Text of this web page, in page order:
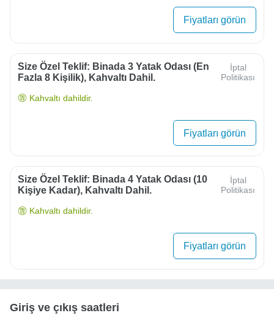
Fiyatları görün
Size Özel Teklif: Binada 3 Yatak Odası (en
Fazla 8 Kişilik), Kahvaltı Dahil.
İptal
Politikası
Kahvaltı dahildir.
Fiyatları görün
Size Özel Teklif: Binada 4 Yatak Odası (10
Kişiye Kadar), Kahvaltı Dahil.
İptal
Politikası
Kahvaltı dahildir.
Fiyatları görün
Giriş ve çıkış saatleri